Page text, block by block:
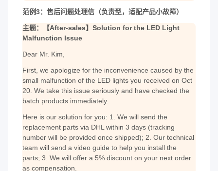
范例3：售后问题处理信（负责型，适配产品小故障）
主题：【After-sales】Solution for the LED Light
Malfunction Issue
Dear Mr. Kim,
First, we apologize for the inconvenience caused by the
small malfunction of the LED lights you received on Oct
20. We take this issue seriously and have checked the
batch products immediately.
Here is our solution for you: 1. We will send the
replacement parts via DHL within 3 days (tracking
number will be provided once shipped); 2. Our technical
team will send a video guide to help you install the
parts; 3. We will offer a 5% discount on your next order
as compensation.